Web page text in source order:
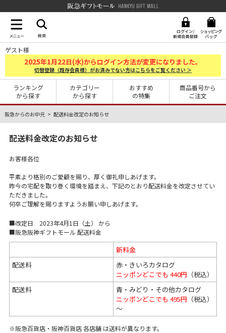
ゲスト様
2025年1月22日(水)からログイン方法が変更になりました。
切替登録（既存会員様）がお済みでない方はこちらをご覧ください ＞
ランキング
から探す
カテゴリー
から探す
おすすめ
の特集
商品番号から
ご注文
阪急からのお中元 配送料金改定のお知らせ
配送料金改定のお知らせ
お客様各位
平素より格別のご愛顧を賜り、厚く御礼申しあげます。
昨今の宅配を取り巻く環境を踏まえ、下記のとおり配送料金を改定させてい
ただきました。
何卒ご理解を賜りますようお願い申しあげます。
■改定日 2023年4月1日（土） から
■阪急阪神ギフトモール 配送料金
新料金
配送料
赤・きいろカタログ
ニッポンどこでも 440円 （税込）
配送料
青・みどり・その他カタログ
ニッポンどこでも 495円 （税込）
～
※阪急百貨店・阪神百貨店 各店舗 は送料が異なります。